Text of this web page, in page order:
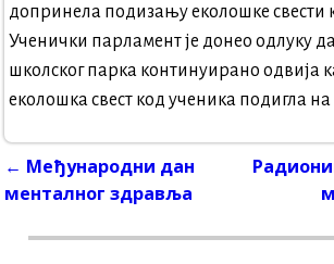
допринела подизању еколошке свести
Ученички парламент је донео одлуку
школског парка континуирано одвија
еколошка свест код ученика подигла
Post navigation
← Међународни дан
менталног здравља